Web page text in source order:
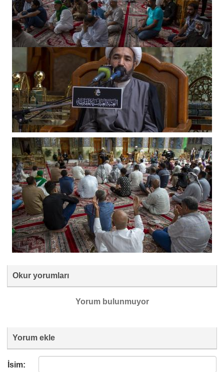
Okur yorumları
Yorum bulunmuyor
Yorum ekle
İsim: